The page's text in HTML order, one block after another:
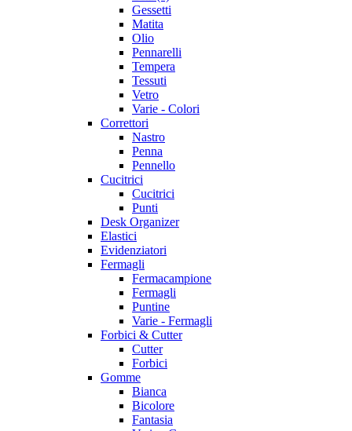
Gessetti
Matita
Olio
Pennarelli
Tempera
Tessuti
Vetro
Varie - Colori
Correttori
Nastro
Penna
Pennello
Cucitrici
Cucitrici
Punti
Desk Organizer
Elastici
Evidenziatori
Fermagli
Fermacampione
Fermagli
Puntine
Varie - Fermagli
Forbici & Cutter
Cutter
Forbici
Gomme
Bianca
Bicolore
Fantasia